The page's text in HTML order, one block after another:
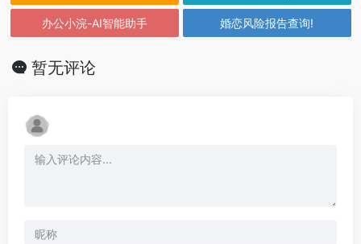
办公小浣-AI智能助手 婚恋风险报告查询!
暂无评论